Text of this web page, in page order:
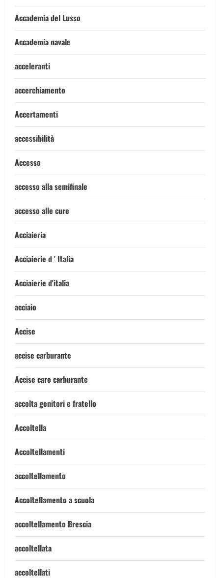
Accademia del Lusso
Accademia navale
acceleranti
accerchiamento
Accertamenti
accessibilità
Accesso
accesso alla semifinale
accesso alle cure
Acciaieria
Acciaierie d ' Italia
Acciaierie d'italia
acciaio
Accise
accise carburante
Accise caro carburante
accolta genitori e fratello
Accoltella
Accoltellamenti
accoltellamento
Accoltellamento a scuola
accoltellamento Brescia
accoltellata
accoltellati